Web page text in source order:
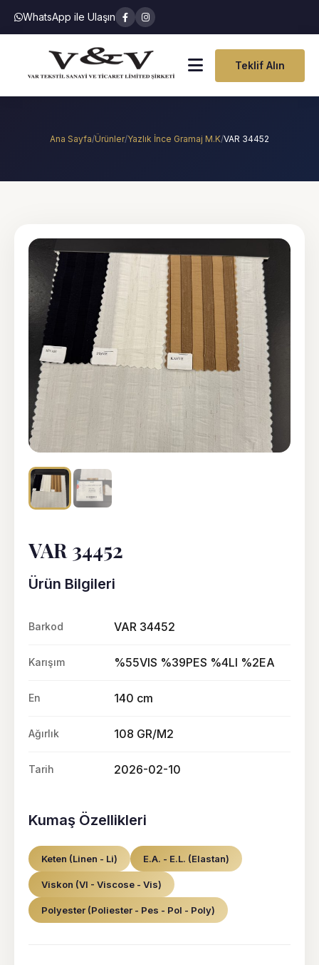
WhatsApp ile Ulaşın
Teklif Alın
Ana Sayfa/Ürünler/Yazlık İnce Gramaj M.K/VAR 34452
VAR 34452
Ürün Bilgileri
Barkod VAR 34452
Karışım %55VIS %39PES %4LI %2EA
En 140 cm
Ağırlık 108 GR/M2
Tarih 2026-02-10
Kumaş Özellikleri
Keten (Linen - Li) E.A. - E.L. (Elastan)
Viskon (VI - Viscose - Vis)
Polyester (Poliester - Pes - Pol - Poly)